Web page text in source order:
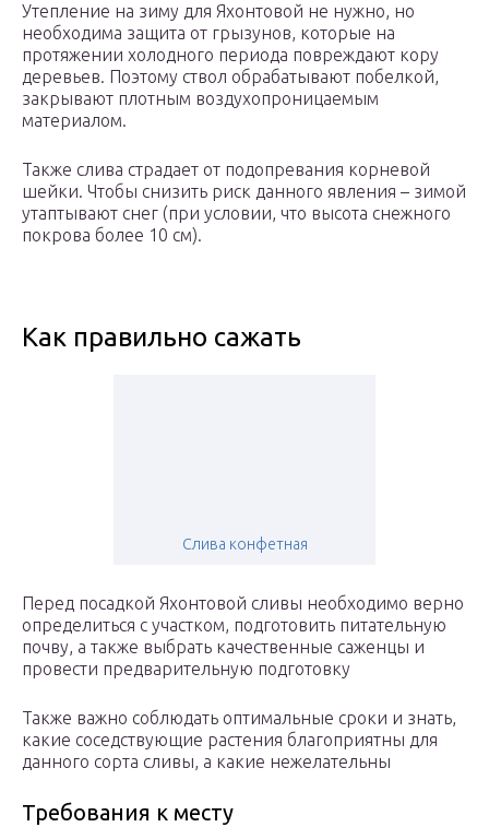
Утепление на зиму для Яхонтовой не нужно, но
необходима защита от грызунов, которые на
протяжении холодного периода повреждают кору
деревьев. Поэтому ствол обрабатывают побелкой,
закрывают плотным воздухопроницаемым
материалом.
Также слива страдает от подопревания корневой
шейки. Чтобы снизить риск данного явления – зимой
утаптывают снег (при условии, что высота снежного
покрова более 10 см).
Как правильно сажать
Слива конфетная
Перед посадкой Яхонтовой сливы необходимо верно
определиться с участком, подготовить питательную
почву, а также выбрать качественные саженцы и
провести предварительную подготовку
Также важно соблюдать оптимальные сроки и знать,
какие соседствующие растения благоприятны для
данного сорта сливы, а какие нежелательны
Требования к месту